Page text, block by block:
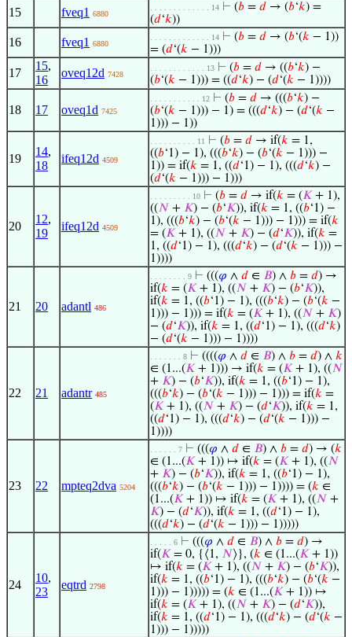
15 fveq1 6880
. . . . . . . . . . . . . 14 ⊢ (𝑏 = 𝑑 → (𝑏‘𝑘) =
(𝑑‘𝑘))
16 fveq1 6880
. . . . . . . . . . . . . 14 ⊢ (𝑏 = 𝑑 → (𝑏‘(𝑘 − 1))
= (𝑑‘(𝑘 − 1)))
17
15,
16
oveq12d 7428
. . . . . . . . . . . . 13 ⊢ (𝑏 = 𝑑 → ((𝑏‘𝑘) −
(𝑏‘(𝑘 − 1))) = ((𝑑‘𝑘) − (𝑑‘(𝑘 − 1))))
18 17 oveq1d 7425
. . . . . . . . . . . 12 ⊢ (𝑏 = 𝑑 → (((𝑏‘𝑘) −
(𝑏‘(𝑘 − 1))) − 1) = (((𝑑‘𝑘) − (𝑑‘(𝑘 −
1))) − 1))
19
14,
18
ifeq12d 4509
. . . . . . . . . . 11 ⊢ (𝑏 = 𝑑 → if(𝑘 = 1,
((𝑏‘1) − 1), (((𝑏‘𝑘) − (𝑏‘(𝑘 − 1))) −
1)) = if(𝑘 = 1, ((𝑑‘1) − 1), (((𝑑‘𝑘) −
(𝑑‘(𝑘 − 1))) − 1)))
20
12,
19
ifeq12d 4509
. . . . . . . . . 10 ⊢ (𝑏 = 𝑑 → if(𝑘 = (𝐾 + 1),
((𝑁 + 𝐾) − (𝑏‘𝐾)), if(𝑘 = 1, ((𝑏‘1) −
1), (((𝑏‘𝑘) − (𝑏‘(𝑘 − 1))) − 1))) = if(𝑘
= (𝐾 + 1), ((𝑁 + 𝐾) − (𝑑‘𝐾)), if(𝑘 =
1, ((𝑑‘1) − 1), (((𝑑‘𝑘) − (𝑑‘(𝑘 − 1))) −
1))))
21 20 adantl 486
. . . . . . . . 9 ⊢ (((𝜑 ∧ 𝑑 ∈ 𝐵) ∧ 𝑏 = 𝑑) →
if(𝑘 = (𝐾 + 1), ((𝑁 + 𝐾) − (𝑏‘𝐾)),
if(𝑘 = 1, ((𝑏‘1) − 1), (((𝑏‘𝑘) − (𝑏‘(𝑘 −
1))) − 1))) = if(𝑘 = (𝐾 + 1), ((𝑁 + 𝐾)
− (𝑑‘𝐾)), if(𝑘 = 1, ((𝑑‘1) − 1), (((𝑑‘𝑘)
− (𝑑‘(𝑘 − 1))) − 1))))
22 21 adantr 485
. . . . . . . 8 ⊢ ((((𝜑 ∧ 𝑑 ∈ 𝐵) ∧ 𝑏 = 𝑑) ∧ 𝑘
∈ (1...(𝐾 + 1))) → if(𝑘 = (𝐾 + 1), ((𝑁
+ 𝐾) − (𝑏‘𝐾)), if(𝑘 = 1, ((𝑏‘1) − 1),
(((𝑏‘𝑘) − (𝑏‘(𝑘 − 1))) − 1))) = if(𝑘 =
(𝐾 + 1), ((𝑁 + 𝐾) − (𝑑‘𝐾)), if(𝑘 = 1,
((𝑑‘1) − 1), (((𝑑‘𝑘) − (𝑑‘(𝑘 − 1))) −
1))))
23 22 mpteq2dva 5204
. . . . . . 7 ⊢ (((𝜑 ∧ 𝑑 ∈ 𝐵) ∧ 𝑏 = 𝑑) → (𝑘
∈ (1...(𝐾 + 1)) ↦ if(𝑘 = (𝐾 + 1), ((𝑁
+ 𝐾) − (𝑏‘𝐾)), if(𝑘 = 1, ((𝑏‘1) − 1),
(((𝑏‘𝑘) − (𝑏‘(𝑘 − 1))) − 1)))) = (𝑘 ∈
(1...(𝐾 + 1)) ↦ if(𝑘 = (𝐾 + 1), ((𝑁 +
𝐾) − (𝑑‘𝐾)), if(𝑘 = 1, ((𝑑‘1) − 1),
(((𝑑‘𝑘) − (𝑑‘(𝑘 − 1))) − 1)))))
24
10,
23
eqtrd 2798
. . . . . 6 ⊢ (((𝜑 ∧ 𝑑 ∈ 𝐵) ∧ 𝑏 = 𝑑) →
if(𝐾 = 0, {⟨1, 𝑁⟩}, (𝑘 ∈ (1...(𝐾 + 1))
↦ if(𝑘 = (𝐾 + 1), ((𝑁 + 𝐾) − (𝑏‘𝐾)),
if(𝑘 = 1, ((𝑏‘1) − 1), (((𝑏‘𝑘) − (𝑏‘(𝑘 −
1))) − 1))))) = (𝑘 ∈ (1...(𝐾 + 1)) ↦
if(𝑘 = (𝐾 + 1), ((𝑁 + 𝐾) − (𝑑‘𝐾)),
if(𝑘 = 1, ((𝑑‘1) − 1), (((𝑑‘𝑘) − (𝑑‘(𝑘 −
1))) − 1)))))